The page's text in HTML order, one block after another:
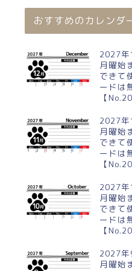
夏イラストのおしゃれA4無料カ
レンダー
おすすめのカレンダ
2027年
月曜始
できて
ードは
【
2027年
月曜始
できて
ードは
【
2027年
月曜始
できて
ードは
【
2027年
月曜始